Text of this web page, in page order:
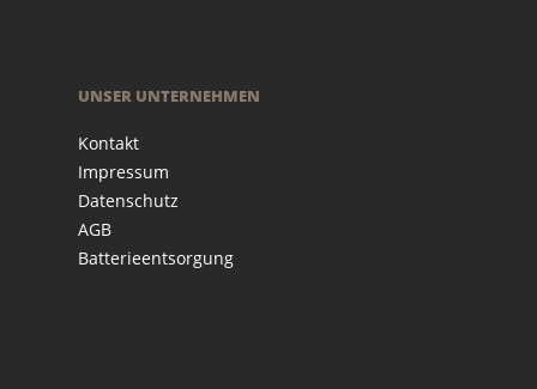
UNSER UNTERNEHMEN
Kontakt
Impressum
Datenschutz
AGB
Batterieentsorgung